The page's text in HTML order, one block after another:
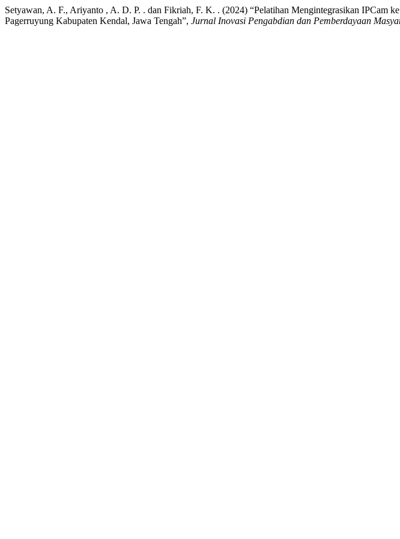
Setyawan, A. F., Ariyanto , A. D. P. . dan Fikriah, F. K. . (2024) “Pelatihan Mengintegrasikan IPCam
Pagerruyung Kabupaten Kendal, Jawa Tengah”, Jurnal Inovasi Pengabdian dan Pemberdayaan